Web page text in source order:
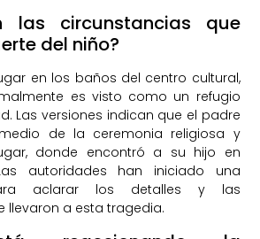
las circunstancias que
del niño?
en los baños del centro cultural,
es visto como un refugio
Las versiones indican que el padre
de la ceremonia religiosa y
donde encontró a su hijo en
autoridades han iniciado una
aclarar los detalles y las
llevaron a esta tragedia.